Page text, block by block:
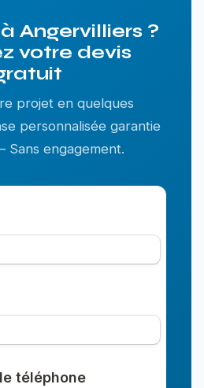
Angervilliers ?
votre devis
projet en quelques
personnalisée garantie
Sans engagement.